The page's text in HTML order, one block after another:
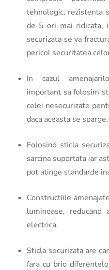
tehnologic, rezistenta
de 5 ori mai ridicata,
securizata se va
pericol securitatea
In cazul
important sa folosim
celei nesecurizate
daca aceasta se sparge.
Folosind sticla
sarcina suportata iar
pot atinge standarde
Constructiile
luminoase,
electrica.
Sticla securizata are
fara cu brio